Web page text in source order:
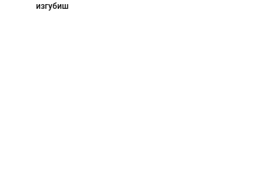
изгубиш